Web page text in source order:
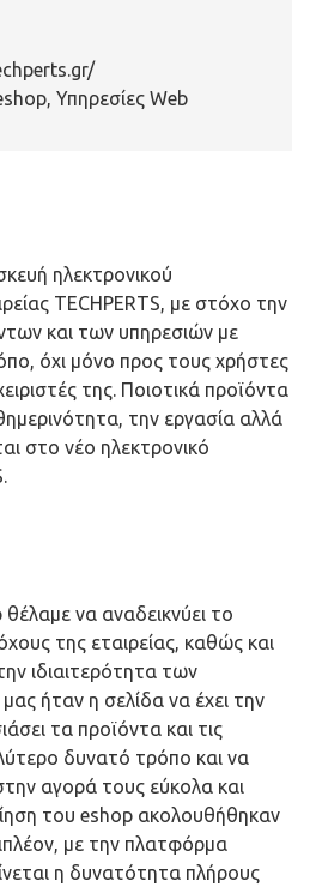
Υπηρεσίες Web
ηλεκτρονικού
TECHPERTS, με στόχο την
και των υπηρεσιών με
όχι μόνο προς τους χρήστες
της. Ποιοτικά προϊόντα
την εργασία αλλά
στο νέο ηλεκτρονικό
να αναδεικνύει το
της εταιρείας, καθώς και
ιδιαιτερότητα των
ήταν η σελίδα να έχει την
τα προϊόντα και τις
δυνατό τρόπο και να
αγορά τους εύκολα και
του eshop ακολουθήθηκαν
με την πλατφόρμα
η δυνατότητα πλήρους